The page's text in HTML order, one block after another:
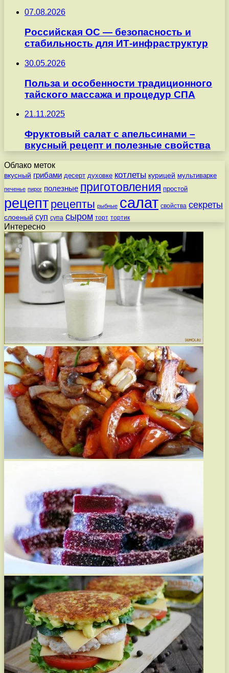
07.08.2026
Российская ОС — безопасность и
стабильность для ИТ-инфраструктур
30.05.2026
Польза и особенности традиционного
тайского массажа и процедур СПА
21.11.2025
Фруктовый салат с апельсинами –
вкусный рецепт и полезные свойства
Облако меток
вкусный грибами десерт духовке котлеты курицей мультиварке
печенье пирог полезные приготовления простой
рецепт рецепты рыбные салат свойства секреты
слоеный суп супа сыром торт тортик
Интересно